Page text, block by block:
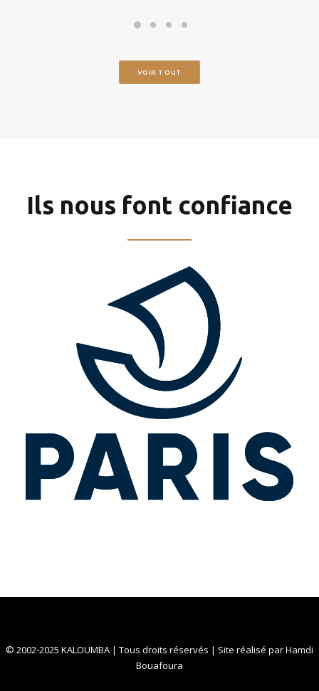
VOIR TOUT
Ils nous font confiance
© 2002-2025 KALOUMBA | Tous droits réservés | Site réalisé parHamdi
Bouafoura